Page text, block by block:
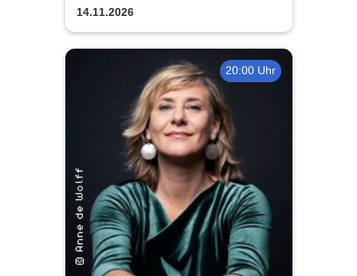
Fredenberg
14.11.2026
20:00 Uhr